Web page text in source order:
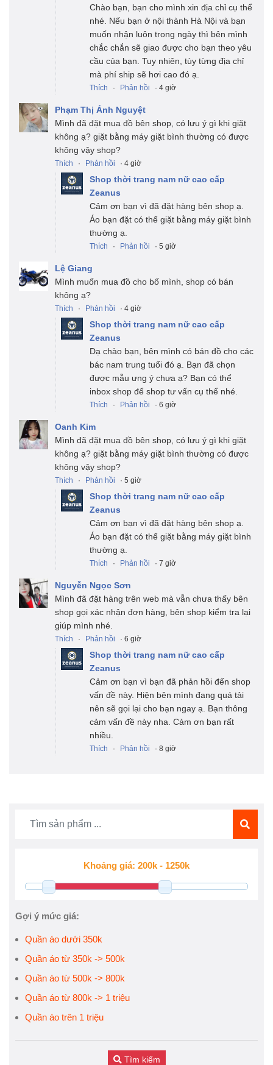
Chào bạn, bạn cho mình xin địa chỉ cụ thể
nhé. Nếu bạn ở nội thành Hà Nội và bạn
muốn nhận luôn trong ngày thì bên mình
chắc chắn sẽ giao được cho bạn theo yêu
cầu của bạn. Tuy nhiên, tùy từng địa chỉ
mà phí ship sẽ hơi cao đó ạ.
Thích · Phản hồi · 4 giờ
Phạm Thị Ánh Nguyệt
Mình đã đặt mua đồ bên shop, có lưu ý gì khi giặt
không ạ? giặt bằng máy giặt bình thường có được
không vậy shop?
Thích · Phản hồi · 4 giờ
Shop thời trang nam nữ cao cấp
Zeanus
Cảm ơn bạn vì đã đặt hàng bên shop ạ.
Áo bạn đặt có thể giặt bằng máy giặt bình
thường ạ.
Thích · Phản hồi · 5 giờ
Lệ Giang
Mình muốn mua đồ cho bố mình, shop có bán
không ạ?
Thích · Phản hồi · 4 giờ
Shop thời trang nam nữ cao cấp
Zeanus
Dạ chào bạn, bên mình có bán đồ cho các
bác nam trung tuổi đó ạ. Bạn đã chọn
được mẫu ưng ý chưa ạ? Bạn có thể
inbox shop để shop tư vấn cụ thể nhé.
Thích · Phản hồi · 6 giờ
Oanh Kim
Mình đã đặt mua đồ bên shop, có lưu ý gì khi giặt
không ạ? giặt bằng máy giặt bình thường có được
không vậy shop?
Thích · Phản hồi · 5 giờ
Shop thời trang nam nữ cao cấp
Zeanus
Cảm ơn bạn vì đã đặt hàng bên shop ạ.
Áo bạn đặt có thể giặt bằng máy giặt bình
thường ạ.
Thích · Phản hồi · 7 giờ
Nguyễn Ngọc Sơn
Mình đã đặt hàng trên web mà vẫn chưa thấy bên
shop gọi xác nhận đơn hàng, bên shop kiểm tra lại
giúp mình nhé.
Thích · Phản hồi · 6 giờ
Shop thời trang nam nữ cao cấp
Zeanus
Cảm ơn bạn vì bạn đã phản hồi đến shop
vấn đề này. Hiện bên mình đang quá tải
nên sẽ gọi lại cho bạn ngay ạ. Bạn thông
cảm vấn đề này nha. Cảm ơn bạn rất
nhiều.
Thích · Phản hồi · 8 giờ
Gợi ý mức giá:
Quần áo dưới 350k
Quần áo từ 350k -> 500k
Quần áo từ 500k -> 800k
Quần áo từ 800k -> 1 triệu
Quần áo trên 1 triệu
Tìm kiếm